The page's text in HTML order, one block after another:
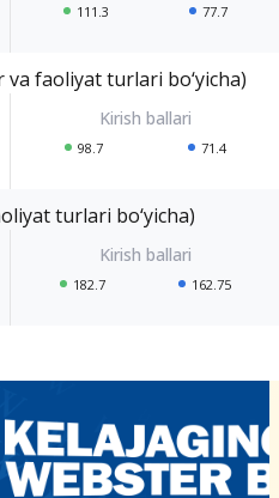
111.3 77.7
va faoliyat turlari bo‘yicha)
98.7 71.4
turlari bo‘yicha)
182.7 162.75